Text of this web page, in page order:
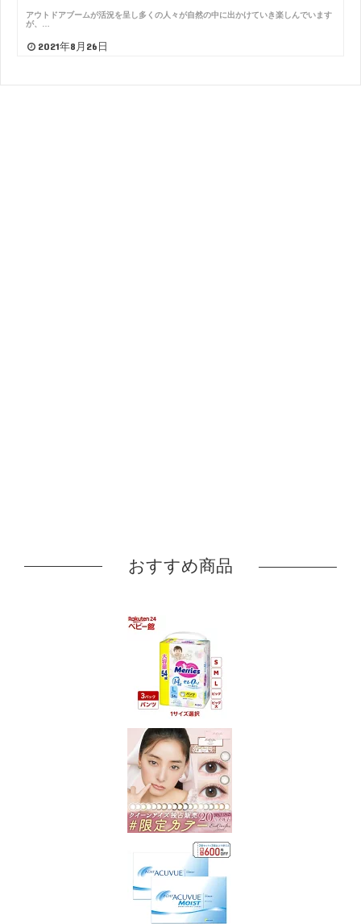
アウトドアブームが活況を呈し多くの人々が自然の中に出かけていき楽しんでいます
が、…
2021年8月26日
おすすめ商品